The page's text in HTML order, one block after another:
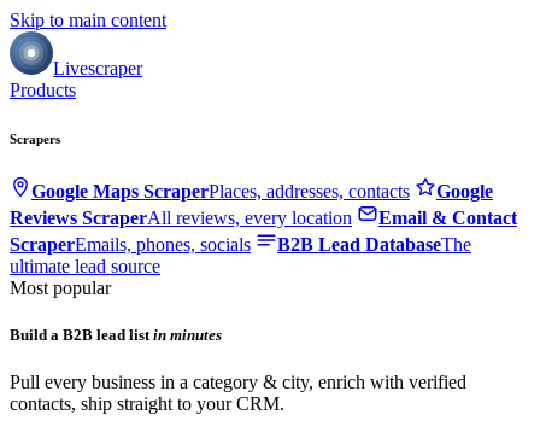
Skip to main content
Livescraper
Products
Scrapers
Google Maps ScraperPlaces, addresses, contacts
Google
Reviews ScraperAll reviews, every location
Email & Contact
ScraperEmails, phones, socials B2B Lead DatabaseThe
ultimate lead source
Most popular
Build a B2B lead listin minutes
Pull every business in a category & city, enrich with verified
contacts, ship straight to your CRM.